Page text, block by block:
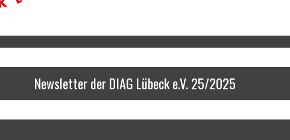
Newsletter der DIAG Lübeck e.V. 25/2025